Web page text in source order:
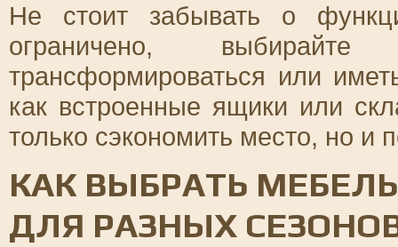
Не стоит забывать о
ограничено,
трансформироваться или
как встроенные ящики или
только сэкономить место, но и
КАК ВЫБРАТЬ
ДЛЯ РАЗНЫХ